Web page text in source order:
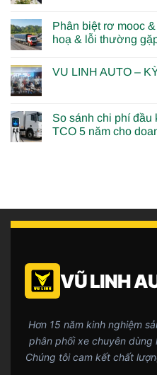
Phân biệt rơ mooc
hoạ & lỗi thường
VU LINH AUTO –
So sánh chi phí đầu
TCO 5 năm cho
VŨ LINH
Hơn 15 năm kinh nghiệm
phân phối xe chuyên dùng
Chúng tôi cam kết chất